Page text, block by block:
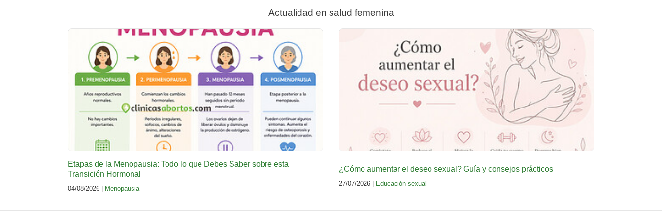
Actualidad en salud femenina
Etapas de la Menopausia: Todo lo que Debes Saber sobre esta
Transición Hormonal
04/08/2026 | Menopausia
¿Cómo aumentar el deseo sexual? Guía y consejos prácticos
27/07/2026 | Educación sexual